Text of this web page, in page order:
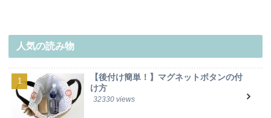
人気の読み物
【後付け簡単！】マグネットボタンの付
け方
32330 views